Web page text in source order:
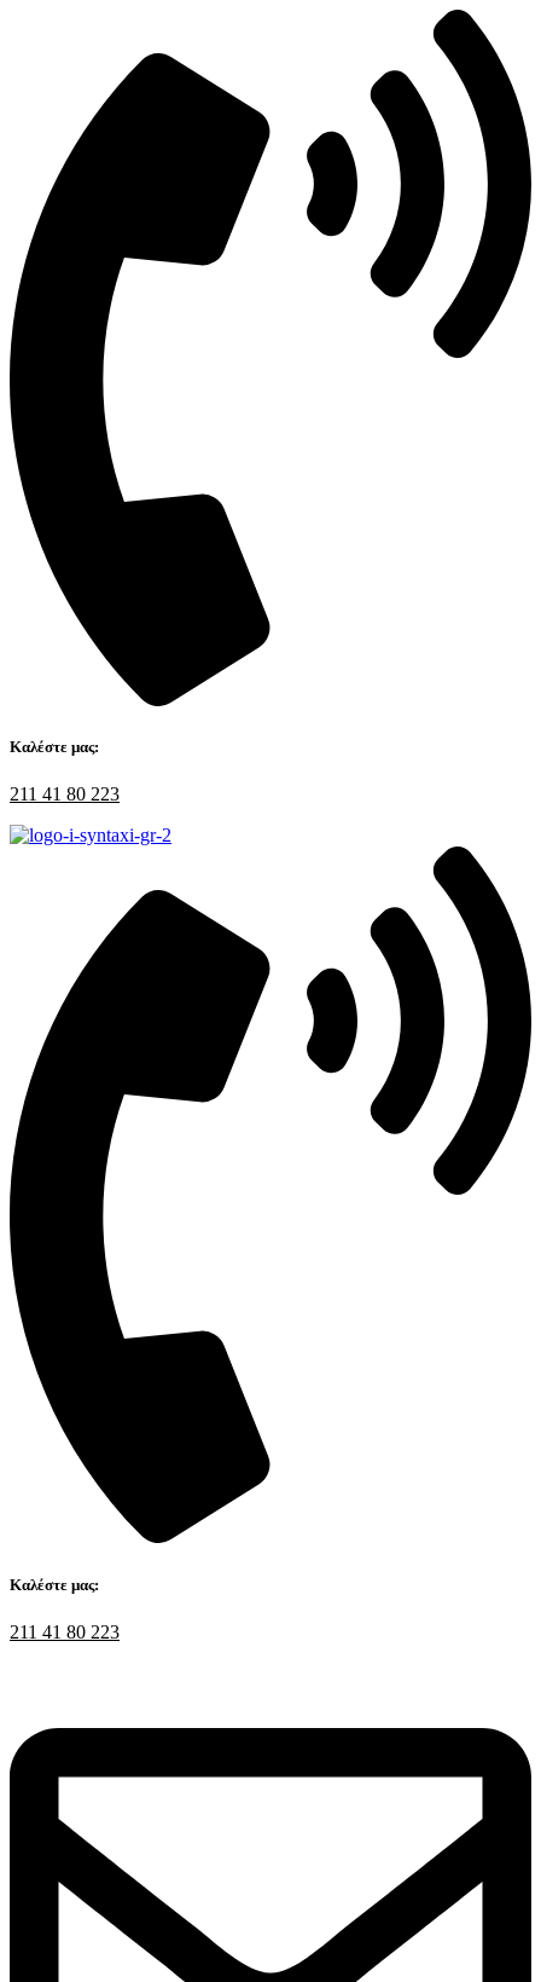
Καλέστε μας:
211 41 80 223
Καλέστε μας:
211 41 80 223